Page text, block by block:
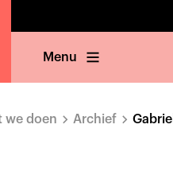
Menu
we doen Archief